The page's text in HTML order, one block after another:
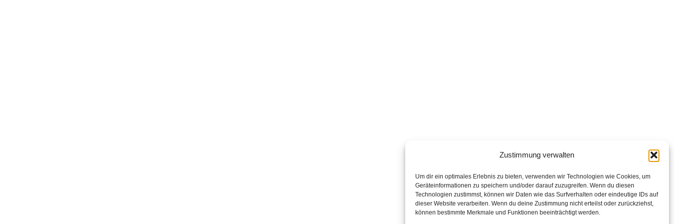
Zustimmung verwalten
Um dir ein optimales Erlebnis zu bieten, verwenden wir Technologien wie Cookies, um
Geräteinformationen zu speichern und/oder darauf zuzugreifen. Wenn du diesen
Technologien zustimmst, können wir Daten wie das Surfverhalten oder eindeutige IDs auf
dieser Website verarbeiten. Wenn du deine Zustimmung nicht erteilst oder zurückziehst,
können bestimmte Merkmale und Funktionen beeinträchtigt werden.